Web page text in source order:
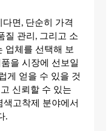
면, 단순히 가격
질 관리, 그리고 소
업체를 선택해 보
을 시장에 선보일
게 얻을 수 있을 것
신뢰할 수 있는
고착제 분야에서
.